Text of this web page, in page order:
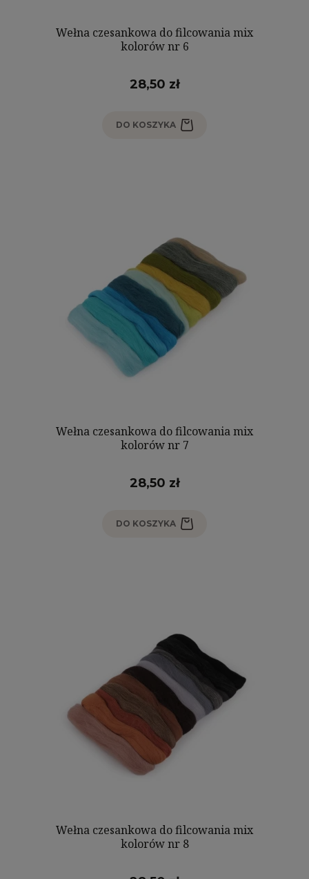
Wełna czesankowa do filcowania mix
kolorów nr 6
28,50 zł
DO KOSZYKA
Wełna czesankowa do filcowania mix
kolorów nr 7
28,50 zł
DO KOSZYKA
Wełna czesankowa do filcowania mix
kolorów nr 8